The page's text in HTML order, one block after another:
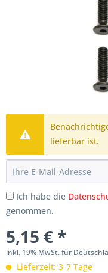
lieferbar ist.
Ich habe die
genommen.
5,15 € *
inkl. 19% MwSt. für
Lieferzeit: 3-7 Tage